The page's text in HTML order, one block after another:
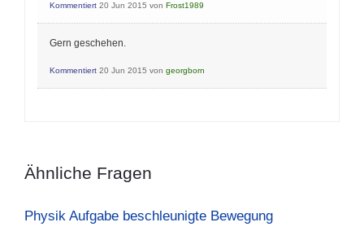
Kommentiert 20 Jun 2015 von Frost1989
Gern geschehen.
Kommentiert 20 Jun 2015 von georgborn
Ähnliche Fragen
Physik Aufgabe beschleunigte Bewegung